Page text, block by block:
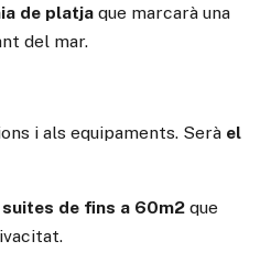
de platja que marcarà una
del mar.
i als equipaments. Serà el
suites de fins a 60m2 que